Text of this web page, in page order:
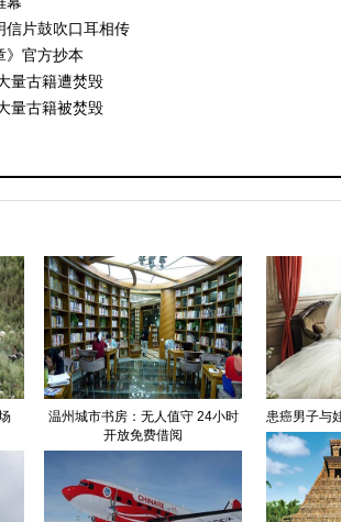
信片鼓吹口耳相传
》官方抄本
量古籍遭焚毁
量古籍被焚毁
温州城市书房：无人值守 24小时
开放免费借阅
患癌男子与